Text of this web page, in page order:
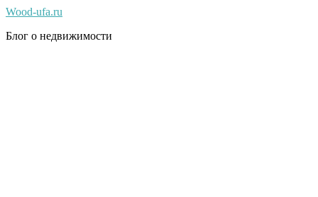
Wood-ufa.ru
Блог о недвижимости